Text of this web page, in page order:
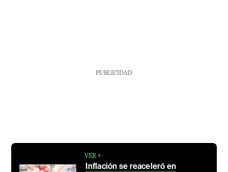
PUBLICIDAD
VER +
Inflación se reaceleró en